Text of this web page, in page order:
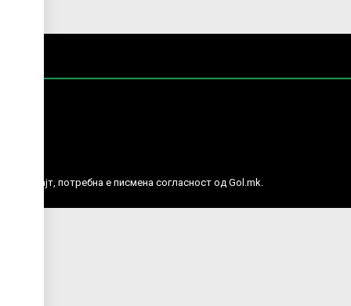
веб сајт, потребна е писмена согласност од Gol.mk.